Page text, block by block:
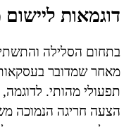
דוגמאות
בתחום הסלילה
מאחר שמדובר
תפעולי מהותי.
הצעה חריגה הנמוכה